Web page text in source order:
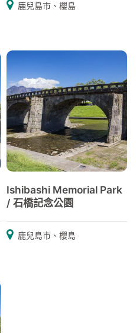
鹿兒島市、櫻島
Ishibashi Memorial Park
/ 石橋記念公園
鹿兒島市、櫻島